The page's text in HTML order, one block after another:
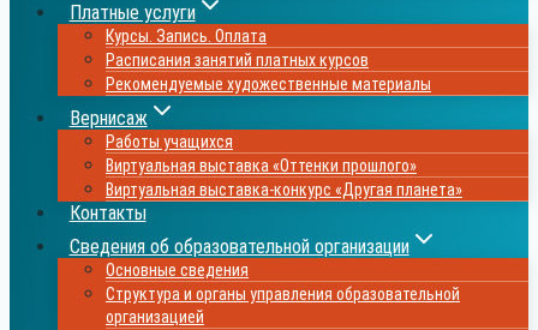
Платные услуги
Курсы. Запись. Оплата
Расписания занятий платных курсов
Рекомендуемые художественные материалы
Вернисаж
Работы учащихся
Виртуальная выставка «Оттенки прошлого»
Виртуальная выставка-конкурс «Другая планета»
Контакты
Сведения об образовательной организации
Основные сведения
Структура и органы управления образовательной
организацией